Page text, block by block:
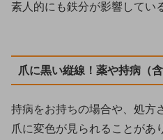
素人的にも鉄分が影響してい
爪に黒い縦線！薬や持病（
持病をお持ちの場合や、処方
爪に変色が見られることがあ